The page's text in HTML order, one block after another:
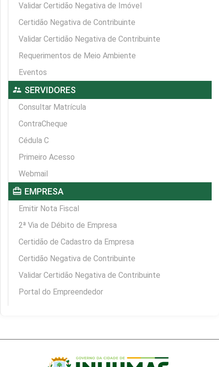
Validar Certidão Negativa de Imóvel
Certidão Negativa de Contribuinte
Validar Certidão Negativa de Contribuinte
Requerimentos de Meio Ambiente
Eventos
supervisor_account SERVIDORES
Consultar Matrícula
ContraCheque
Cédula C
Primeiro Acesso
Webmail
card_travel EMPRESA
Emitir Nota Fiscal
2ª Via de Débito de Empresa
Certidão de Cadastro da Empresa
Certidão Negativa de Contribuinte
Validar Certidão Negativa de Contribuinte
Portal do Empreendedor